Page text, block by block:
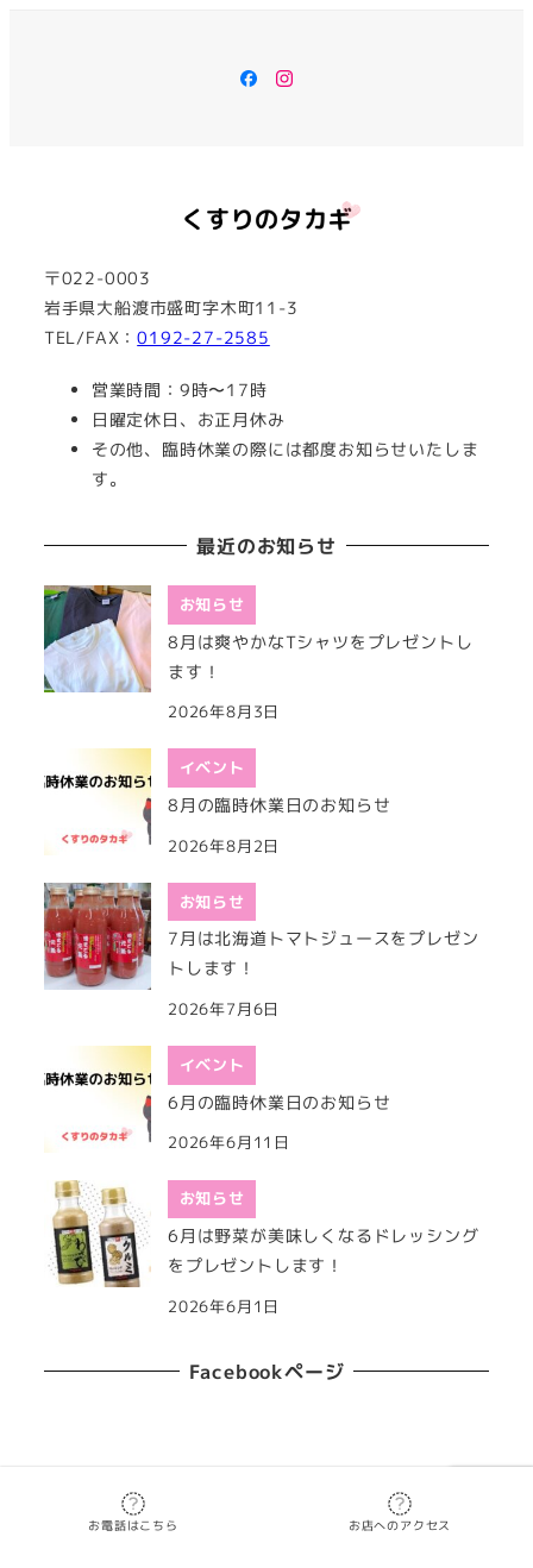
Facebook
Instagram
〒022-0003
岩手県大船渡市盛町字木町11-3
TEL/FAX：0192-27-2585
営業時間：9時〜17時
日曜定休日、お正月休み
その他、臨時休業の際には都度お知らせいたしま
す。
最近のお知らせ
お知らせ
8月は爽やかなTシャツをプレゼントし
ます！
2026年8月3日
イベント
8月の臨時休業日のお知らせ
2026年8月2日
お知らせ
7月は北海道トマトジュースをプレゼン
トします！
2026年7月6日
イベント
6月の臨時休業日のお知らせ
2026年6月11日
お知らせ
6月は野菜が美味しくなるドレッシング
をプレゼントします！
2026年6月1日
Facebookページ
Copyright 2019 くすりのタカギ
お電話はこちら お店へのアクセス